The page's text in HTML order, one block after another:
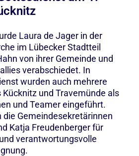
Laura de Jager in der
im Lübecker Stadtteil
von ihrer Gemeinde und
verabschiedet. In
wurden auch mehrere
und Travemünde als
und Teamer eingeführt.
Gemeindesekretärinnen
Katja Freudenberger für
verantwortungsvolle